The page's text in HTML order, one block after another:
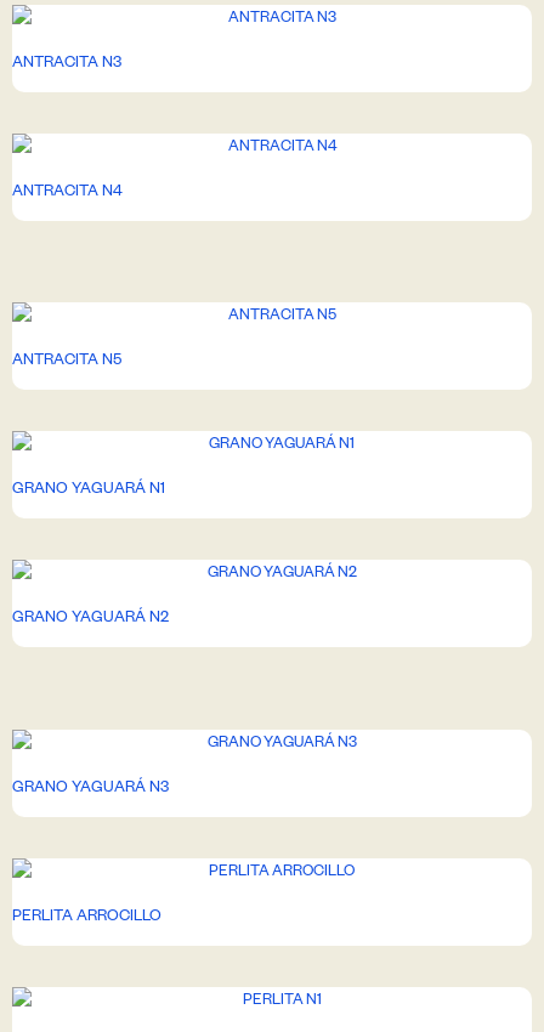
ANTRACITA N3
ANTRACITA N4
ANTRACITA N5
GRANO YAGUARÁ N1
GRANO YAGUARÁ N2
GRANO YAGUARÁ N3
PERLITA ARROCILLO